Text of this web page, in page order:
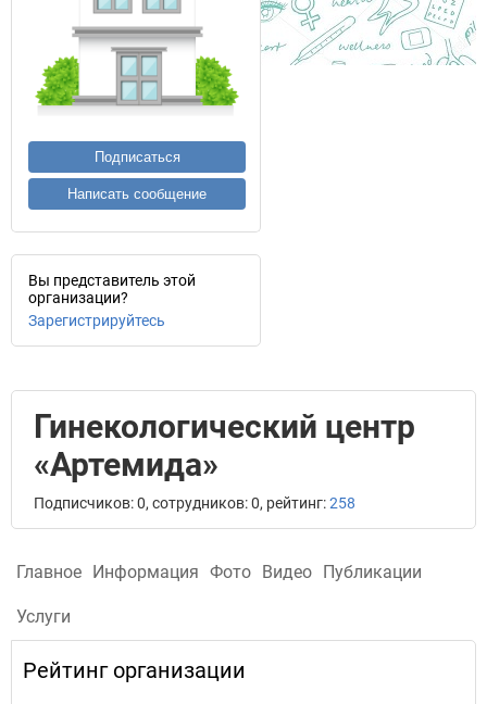
Подписаться
Написать сообщение
Вы представитель этой
организации?
Зарегистрируйтесь
Гинекологический центр
«Артемида»
Подписчиков: 0, сотрудников: 0, рейтинг:258
Главное Информация Фото Видео Публикации
Услуги
Рейтинг организации